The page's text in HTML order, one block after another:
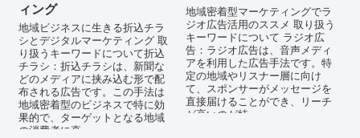
ィング
地域ビジネスに生きる折込チラ
シとデジタルマーケティング 取
り扱うキーワードについて折込
チラシ：折込チラシは、新聞な
どのメディアに挟み込む形で配
布される広告です。この手法は
地域密着型のビジネスで特に効
果的で、ターゲットとなる地域
の消費者に直...
地域密着型マーケティングでラ
ジオ広告活用のススメ 取り扱う
キーワードについて ラジオ広
告：ラジオ広告は、音声メディ
アを利用した広告手法です。特
定の地域やリスナー層に向け
て、スポンサーがメッセージを
直接届けることができ、リーチ
が高いのが特...